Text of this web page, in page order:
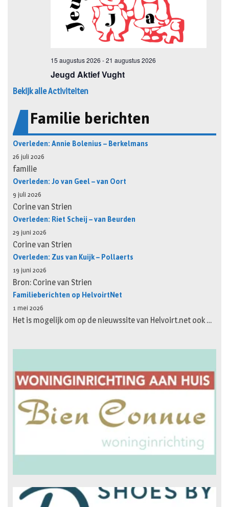
Bekijk alle Activiteiten
Familie berichten
Overleden: Annie Bolenius – Berkelmans
26 juli 2026
familie
Overleden: Jo van Geel – van Oort
9 juli 2026
Corine van Strien
Overleden: Riet Scheij – van Beurden
29 juni 2026
Corine van Strien
Overleden: Zus van Kuijk – Pollaerts
19 juni 2026
Bron: Corine van Strien
Familieberichten op HelvoirtNet
1 mei 2026
Het is mogelijk om op de nieuwssite van Helvoirt.net ook …